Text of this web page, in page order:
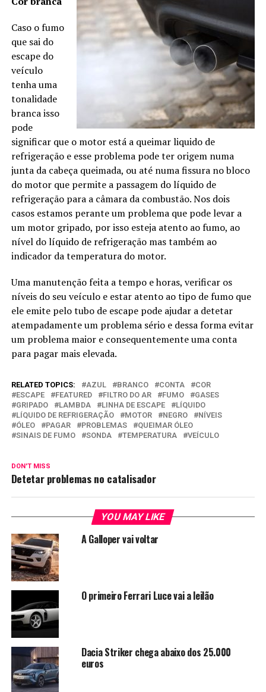
Caso o fumo
que sai do
escape do
veículo
tenha uma
tonalidade
branca isso
pode
significar que o motor está a queimar liquido de
refrigeração e esse problema pode ter origem numa
junta da cabeça queimada, ou até numa fissura no bloco
do motor que permite a passagem do líquido de
refrigeração para a câmara da combustão. Nos dois
casos estamos perante um problema que pode levar a
um motor gripado, por isso esteja atento ao fumo, ao
nível do líquido de refrigeração mas também ao
indicador da temperatura do motor.
Uma manutenção feita a tempo e horas, verificar os
níveis do seu veículo e estar atento ao tipo de fumo que
ele emite pelo tubo de escape pode ajudar a detetar
atempadamente um problema sério e dessa forma evitar
um problema maior e consequentemente uma conta
para pagar mais elevada.
RELATED TOPICS: AZUL BRANCO CONTA
COR
ESCAPE
FEATURED FILTRO DO AR FUMO
GASES
GRIPADO
LAMBDA LINHA DE ESCAPE
LÍQUIDO
LÍQUIDO DE REFRIGERAÇÃO
MOTOR NEGRO
NÍVEIS
ÓLEO
PAGAR PROBLEMAS
QUEIMAR ÓLEO
SINAIS DE FUMO
SONDA TEMPERATURA VEÍCULO
DON'T MISS
Detetar problemas no catalisador
YOU MAY LIKE
A Galloper vai voltar
O primeiro Ferrari Luce vai a leilão
Dacia Striker chega abaixo dos 25.000
euros